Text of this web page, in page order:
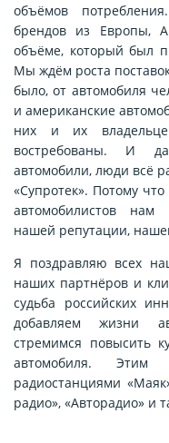
объёмов
брендов из Европы,
объёме, который был
Мы ждём роста
было, от автомобиля
и американские
них и их
востребованы. И
автомобили, люди всё
«Супротек». Потому
автомобилистов нам
нашей репутации,
Я поздравляю всех
наших партнёров и
судьба российских
добавляем жизни
стремимся повысить
автомобиля.
радиостанциями
радио», «Авторадио» и